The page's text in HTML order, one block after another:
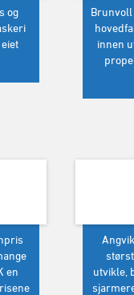
og
Brunvoll
innen
en
utvikle,